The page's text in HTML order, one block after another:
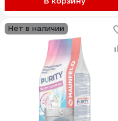
Нет в наличии